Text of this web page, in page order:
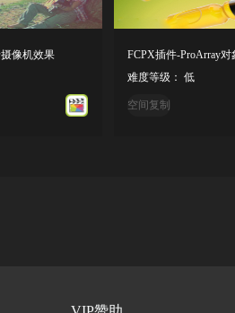
像机效果
难度等级： 低
空间复制